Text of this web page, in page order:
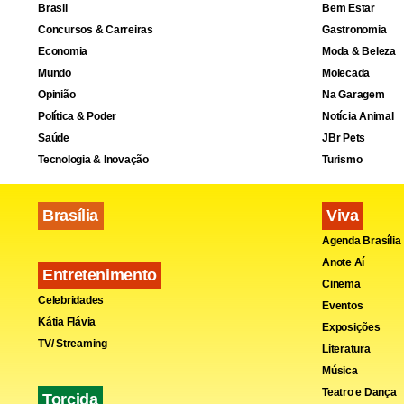
“Na lógica
ter
quem
do Geni-
morto em
Brasil
Concursos & Carreiras
Economia
Mundo
Opinião
Política & Poder
Saúde
Tecnologia & Inovação
Brasília
Entretenimento
Celebridades
Kátia Flávia
TV/ Streaming
Torcida
Bem Estar
Gastronomia
Moda & Beleza
Molecada
Na Garagem
Notícia Animal
JBr Pets
Turismo
Viva
Agenda Brasília
Anote Aí
Cinema
Eventos
Exposições
Literatura
Música
Teatro e Dança